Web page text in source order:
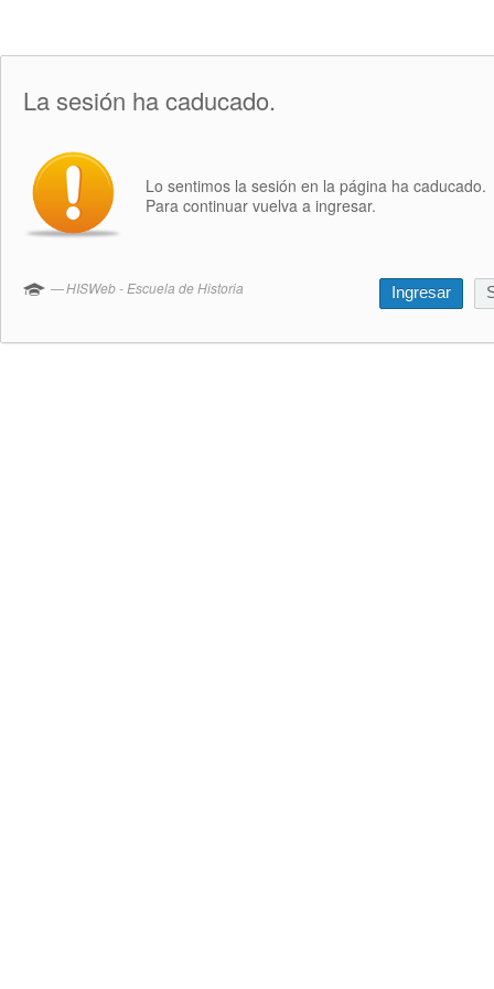
La sesión ha caducado.
Lo sentimos la sesión en la página ha caducado.
Para continuar vuelva a ingresar.
HISWeb - Escuela de Historia Ingresar